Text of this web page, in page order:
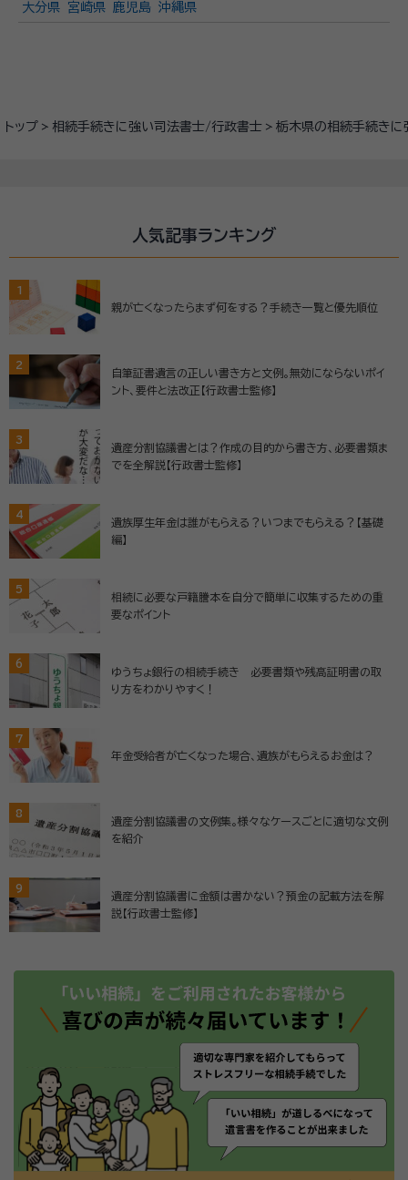
トップ 相続手続きに強い司法書士/行政書士 栃木県の相続手続き
大分県
宮崎県 鹿児島 沖縄県
人気記事ランキング
1
親が亡くなったらまず何をする？手続き一覧と優先順位
2
自筆証書遺言の正しい書き方と文例。無効にならないポイ
ント、要件と法改正【行政書士監修】
3
遺産分割協議書とは？作成の目的から書き方、必要書類ま
でを全解説【行政書士監修】
4
遺族厚生年金は誰がもらえる？いつまでもらえる？【基礎
編】
5
相続に必要な戸籍謄本を自分で簡単に収集するための重
要なポイント
6
ゆうちょ銀行の相続手続き 必要書類や残高証明書の取
り方をわかりやすく！
7
年金受給者が亡くなった場合、遺族がもらえるお金は？
8
遺産分割協議書の文例集。様々なケースごとに適切な文例
を紹介
9
遺産分割協議書に金額は書かない？預金の記載方法を解
説【行政書士監修】